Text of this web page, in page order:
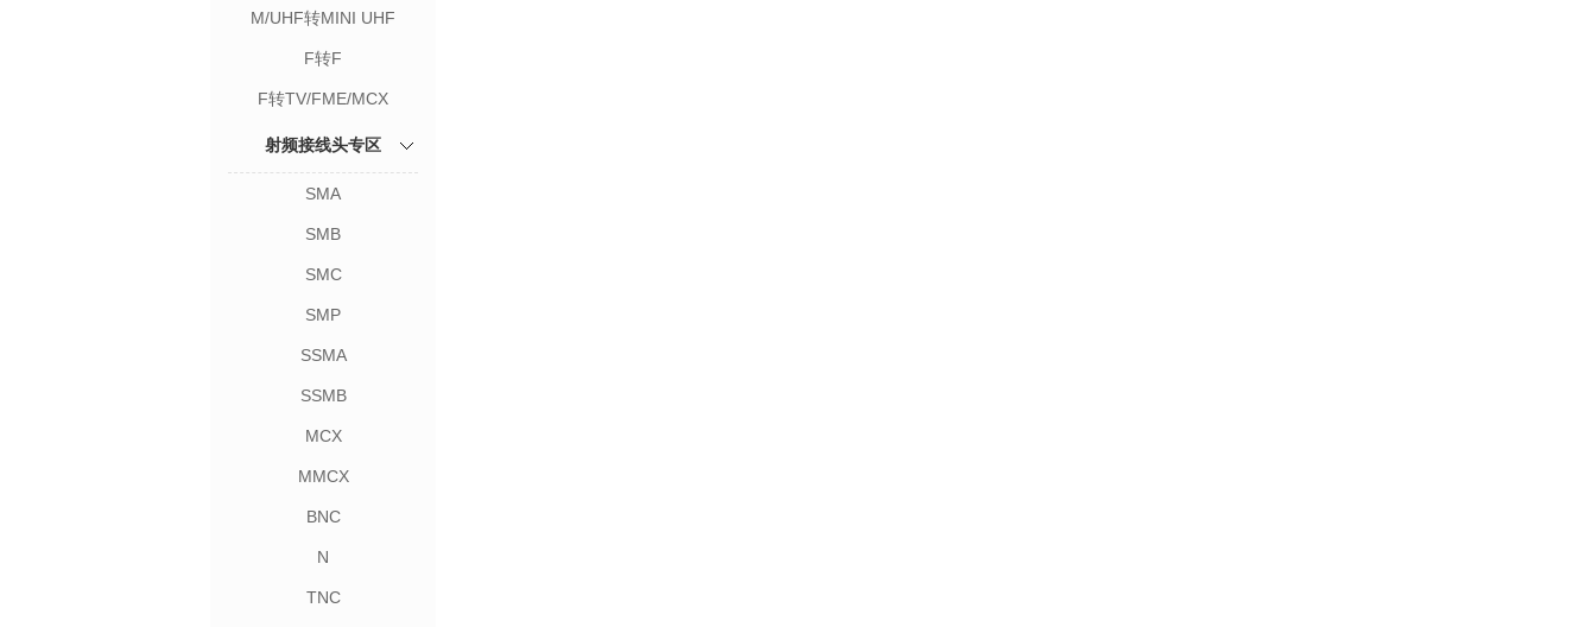
M/UHF转MINI UHF
F转F
F转TV/FME/MCX
射频接线头专区
SMA
SMB
SMC
SMP
SSMA
SSMB
MCX
MMCX
BNC
N
TNC